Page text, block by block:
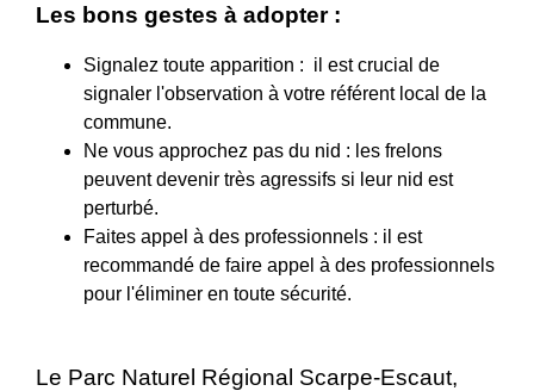
Les bons gestes à adopter :
Signalez toute apparition : il est crucial de
signaler l'observation à votre référent local de la
commune.
Ne vous approchez pas du nid : les frelons
peuvent devenir très agressifs si leur nid est
perturbé.
Faites appel à des professionnels : il est
recommandé de faire appel à des professionnels
pour l'éliminer en toute sécurité.
Le Parc Naturel Régional Scarpe-Escaut,